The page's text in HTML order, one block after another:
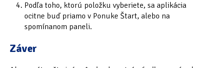
Podľa toho, ktorú položku vyberiete, sa aplikácia
ocitne buď priamo v Ponuke Štart, alebo na
spomínanom paneli.
Záver